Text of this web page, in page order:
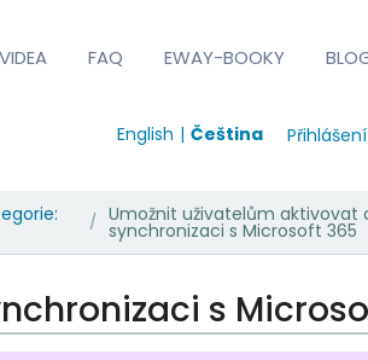
FAQ EWAY-BOOKY
English Čeština Přihlášení
/ Umožnit uživatelům aktivovat
synchronizaci s Microsoft 365
s